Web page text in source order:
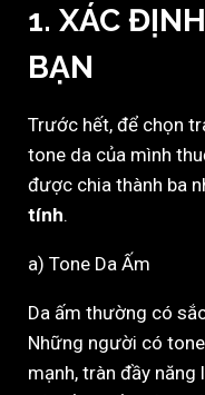
1. XÁC
BẠN
Trước hết, để chọn
tone da của mình
được chia thành ba
tính.
a) Tone Da Ấm
Da ấm thường có
Những người có
mạnh, tràn đầy